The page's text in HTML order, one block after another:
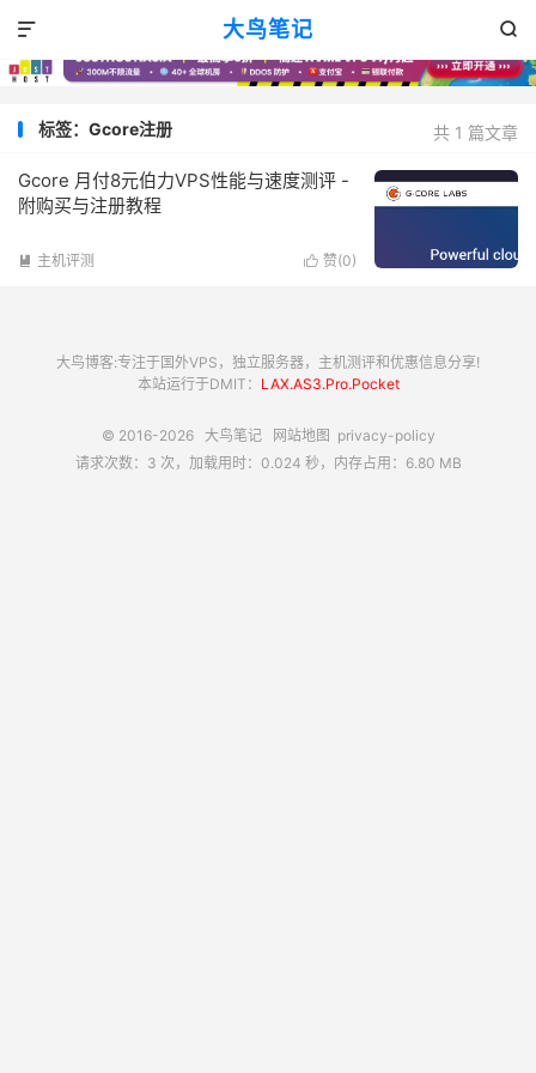
大鸟笔记 

共 1 篇文章
标签：Gcore注册
Gcore 月付8元伯力VPS性能与速度测评 -
附购买与注册教程
 赞(0)
 主机评测
大鸟博客:专注于国外VPS，独立服务器，主机测评和优惠信息分享!
本站运行于DMIT： LAX.AS3.Pro.Pocket
© 2016-2026 大鸟笔记 网站地图 privacy-policy
请求次数：3 次，加载用时：0.024 秒，内存占用：6.80 MB